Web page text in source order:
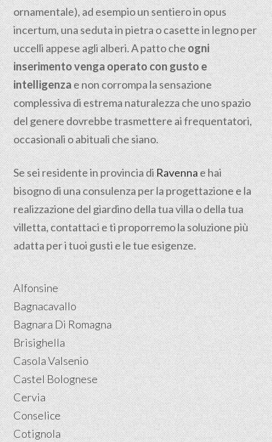
ornamentale), ad esempio un sentiero in opus
incertum, una seduta in pietra o casette in legno per
uccelli appese agli alberi. A patto cheogni
inserimento venga operato con gusto e
intelligenzae non corrompa la sensazione
complessiva di estrema naturalezza che uno spazio
del genere dovrebbe trasmettere ai frequentatori,
occasionali o abituali che siano.
Se sei residente in provincia diRavennae hai
bisogno di una consulenza per la progettazione e la
realizzazione del giardino della tua villa o della tua
villetta, contattaci e ti proporremo la soluzione più
adatta per i tuoi gusti e le tue esigenze.
Alfonsine
Bagnacavallo
Bagnara Di Romagna
Brisighella
Casola Valsenio
Castel Bolognese
Cervia
Conselice
Cotignola